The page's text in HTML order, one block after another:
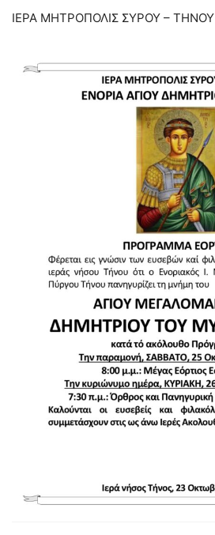
ΙΕΡΑ ΜΗΤΡΟΠΟΛΙΣ ΣΥΡΟΥ – ΤΗΝΟΥ